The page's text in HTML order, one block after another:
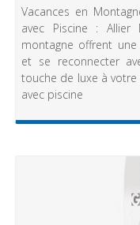
Vacances en
avec Piscine : Allier
montagne offrent
et se reconnecter
touche de luxe à
avec piscine